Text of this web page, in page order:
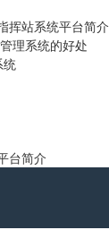
挥站系统平台简介
理系统的好处
统
台简介